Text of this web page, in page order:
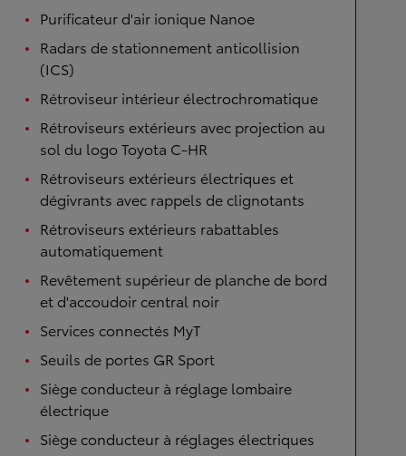
Purificateur d'air ionique Nanoe
Radars de stationnement anticollision
(ICS)
Rétroviseur intérieur électrochromatique
Rétroviseurs extérieurs avec projection au
sol du logo Toyota C-HR
Rétroviseurs extérieurs électriques et
dégivrants avec rappels de clignotants
Rétroviseurs extérieurs rabattables
automatiquement
Revêtement supérieur de planche de bord
et d'accoudoir central noir
Services connectés MyT
Seuils de portes GR Sport
Siège conducteur à réglage lombaire
électrique
Siège conducteur à réglages électriques